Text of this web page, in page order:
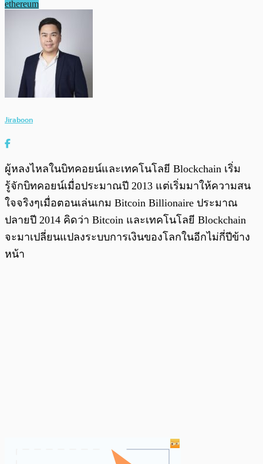
ethereum
Jiraboon
ผู้หลงไหลในบิทคอยน์และเทคโนโลยี Blockchain เริ่ม
รู้จักบิทคอยน์เมื่อประมาณปี 2013 แต่เริ่มมาให้ความสน
ใจจริงๆเมื่อตอนเล่นเกม Bitcoin Billionaire ประมาณ
ปลายปี 2014 คิดว่า Bitcoin และเทคโนโลยี Blockchain
จะมาเปลี่ยนแปลงระบบการเงินของโลกในอีกไม่กี่ปีข้าง
หน้า